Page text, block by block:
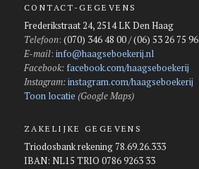
CONTACT-GEGEVENS
Frederikstraat 24, 2514 LK Den Haag
Telefoon: (070) 346 48 00 / (06) 53 26 75 96
E-mail: info@haagseboekerij.nl
Facebook: facebook.com/haagseboekerij
Instagram:instagram.com/haagseboekerij
Toon locatie (Google Maps)
ZAKELIJKE GEGEVENS
Triodosbank rekening 78.69.26.333
IBAN: NL15 TRIO 0786 9263 33